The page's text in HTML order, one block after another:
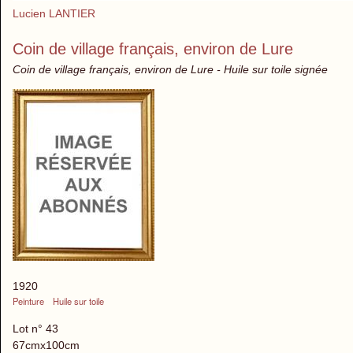
Lucien LANTIER
Coin de village français, environ de Lure
Coin de village français, environ de Lure - Huile sur toile signée
1920
Peinture
Huile sur toile
Lot n° 43
67cmx100cm